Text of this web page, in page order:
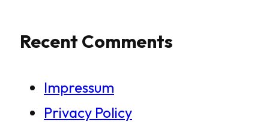
Recent Comments
Impressum
Privacy Policy